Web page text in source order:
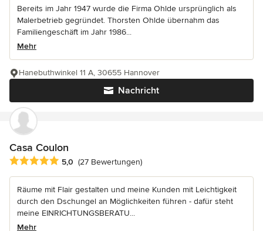
Bereits im Jahr 1947 wurde die Firma Ohlde ursprünglich als
Malerbetrieb gegründet. Thorsten Ohlde übernahm das
Familiengeschäft im Jahr 1986...
Mehr
Nachricht
Hanebuthwinkel 11 A, 30655 Hannover
Casa Coulon
Durchschnittliche Bewertung: 5 von 5 Sternen
5,0 (27 Bewertungen)
Räume mit Flair gestalten und meine Kunden mit Leichtigkeit
durch den Dschungel an Möglichkeiten führen - dafür steht
meine EINRICHTUNGSBERATU...
Mehr